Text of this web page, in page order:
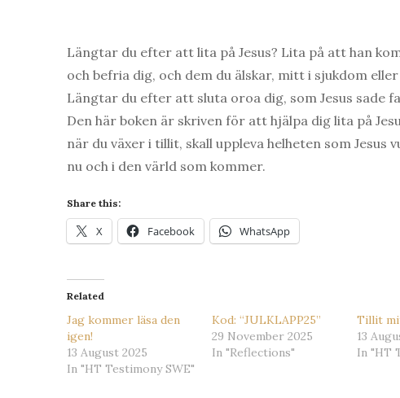
Längtar du efter att lita på Jesus? Lita på att han
och befria dig, och dem du älskar, mitt i sjukdom
Längtar du efter att sluta oroa dig, som Jesus sade
Den här boken är skriven för att hjälpa dig lita på
när du växer i tillit, skall uppleva helheten som Jesus
nu och i den värld som kommer.
Share this:
X Facebook WhatsApp
Related
Jag kommer läsa den
igen!
13 August 2025
In "HT Testimony SWE"
Kod: “JULKLAPP25”
29 November 2025
In "Reflections"
Tillit
13
In "HT